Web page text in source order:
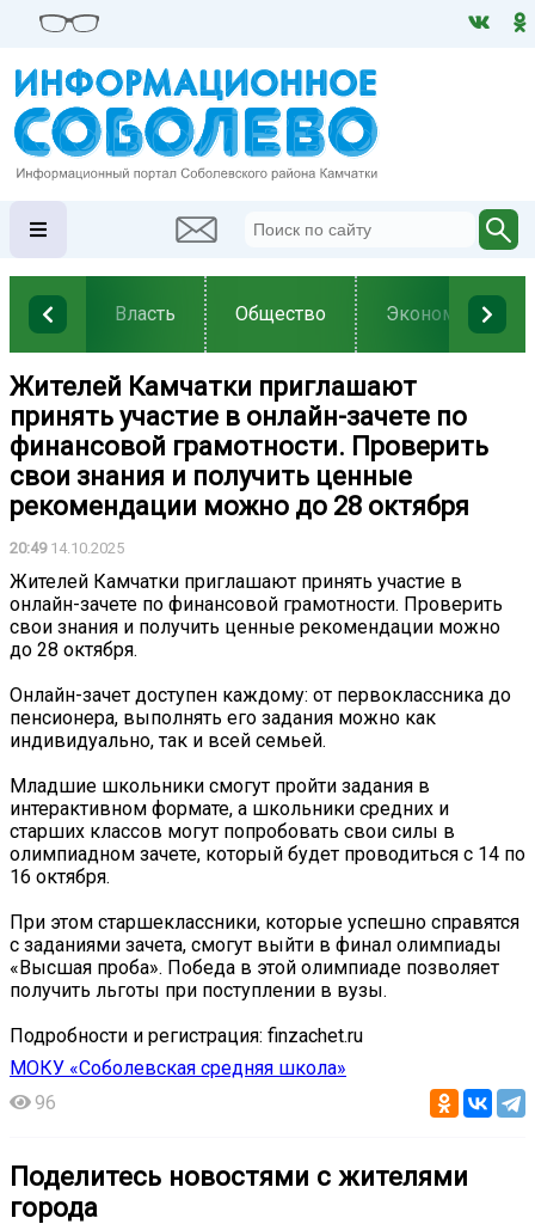
Власть Общество Экономика
Жителей Камчатки приглашают
принять участие в онлайн-зачете по
финансовой грамотности. Проверить
свои знания и получить ценные
рекомендации можно до 28 октября
20:4914.10.2025
Жителей Камчатки приглашают принять участие в
онлайн-зачете по финансовой грамотности. Проверить
свои знания и получить ценные рекомендации можно
до 28 октября.
Онлайн-зачет доступен каждому: от первоклассника до
пенсионера, выполнять его задания можно как
индивидуально, так и всей семьей.
Младшие школьники смогут пройти задания в
интерактивном формате, а школьники средних и
старших классов могут попробовать свои силы в
олимпиадном зачете, который будет проводиться с 14 по
16 октября.
При этом старшеклассники, которые успешно справятся
с заданиями зачета, смогут выйти в финал олимпиады
«Высшая проба». Победа в этой олимпиаде позволяет
получить льготы при поступлении в вузы.
Подробности и регистрация: finzachet.ru
МОКУ «Соболевская средняя школа»
96
Поделитесь новостями с жителями
города